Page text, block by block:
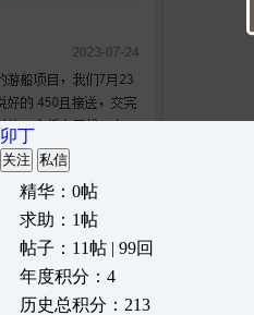
卯丁
关注 私信
精华：0帖
求助：1帖
帖子：11帖 | 99回
年度积分：4
历史总积分：213